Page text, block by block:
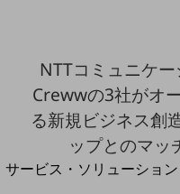
LGPF(Local Government
別ウィンドウで開きます
サービス・ソリューショ
NTTコミュニケー
Crewwの3社がオ
る新規ビジネス創
ップとのマッ